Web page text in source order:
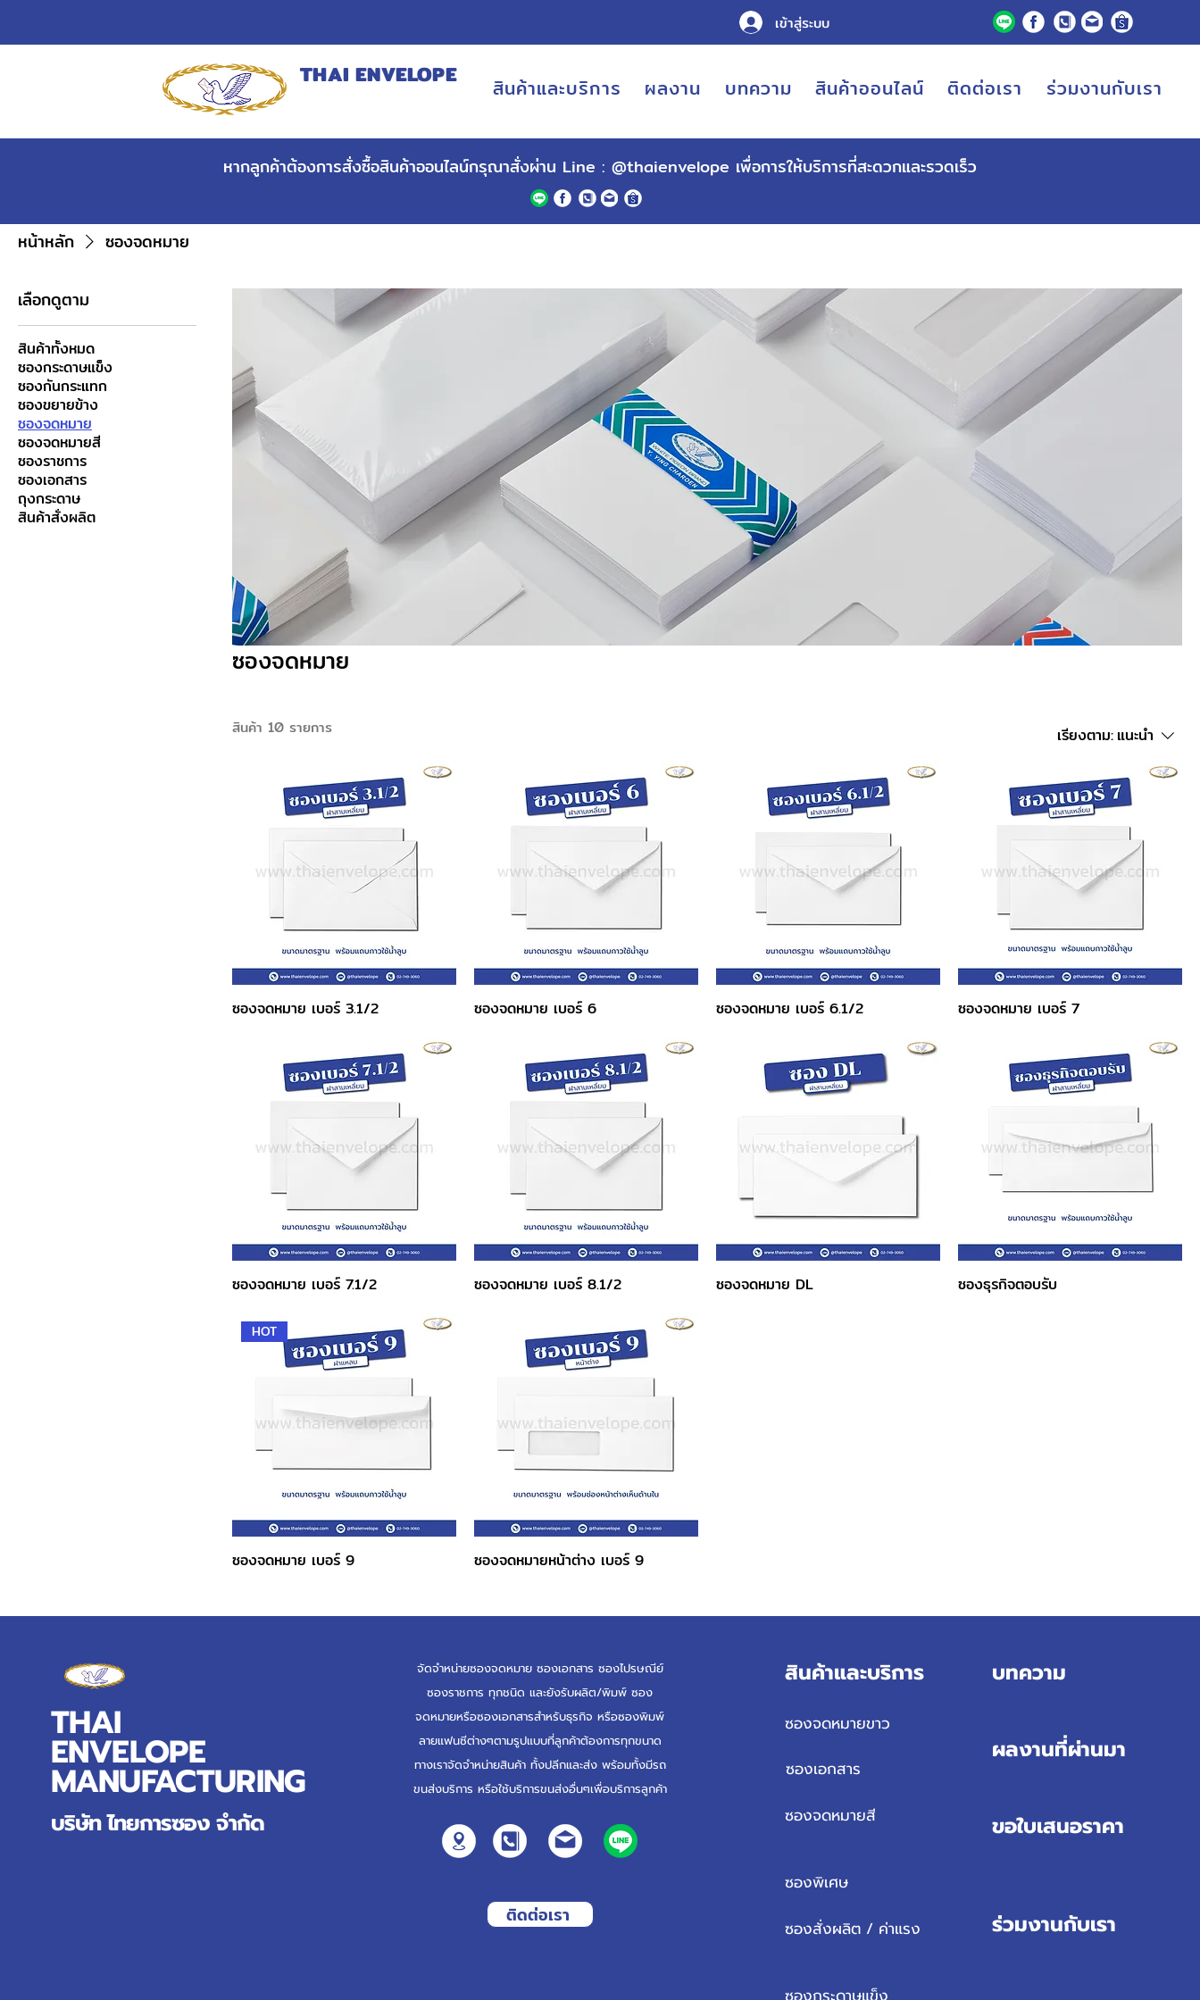
เข้าสู่ระบบ
THAI ENVELOPE สินค้าและบริการ ผลงาน บทความ สินค้าออนไลน์ ติดต่อเรา ร่วมงานกับเรา
หากลูกค้าต้องการสั่งซื้อสินค้าออนไลน์กรุณาสั่งผ่าน Line : @thaienvelope เพื่อการให้บริการที่สะดวกและรวดเร็ว
หน้าหลัก ซองจดหมาย
เลือกดูตาม
สินค้าทั้งหมด
ซองกระดาษแข็ง
ซองกันกระแทก
ซองขยายข้าง
ซองจดหมาย
ซองจดหมายสี
ซองราชการ
ซองเอกสาร
ถุงกระดาษ
สินค้าสั่งผลิต
ซองจดหมาย
สินค้า 10 รายการ เรียงตาม: แนะนำ
ซองจดหมาย เบอร์ 3.1/2 ซองจดหมาย เบอร์ 6 ซองจดหมาย เบอร์ 6.1/2 ซองจดหมาย เบอร์ 7
ซองจดหมาย เบอร์ 7.1/2 ซองจดหมาย เบอร์ 8.1/2 ซองจดหมาย DL ซองธุรกิจตอบรับ
HOT
ซองจดหมาย เบอร์ 9 ซองจดหมายหน้าต่าง เบอร์ 9
THAI
ENVELOPE
MANUFACTURING
บริษัท ไทยการซอง จำกัด
จัดจำหน่ายซองจดหมาย ซองเอกสาร ซองไปรษณีย์
ซองราชการ ทุกชนิด และยังรับผลิต/พิมพ์ ซอง
จดหมายหรือซองเอกสารสำหรับธุรกิจ หรือซองพิมพ์
ลายแฟนซีต่างๆตามรูปแบบที่ลูกค้าต้องการทุกขนาด
ทางเราจัดจำหน่ายสินค้า ทั้งปลีกและส่ง พร้อมทั้งมีรถ
ขนส่งบริการ หรือใช้บริการขนส่งอื่นๆเพื่อบริการลูกค้า
ติดต่อเรา
สินค้าและบริการ
ซองจดหมายขาว
ซองเอกสาร
ซองจดหมายสี
บทความ
ผลงานที่ผ่านมา
ขอใบเสนอราคา
ซองพิเศษ
ซองสั่งผลิต / ค่าแรง
ร่วมงานกับเรา